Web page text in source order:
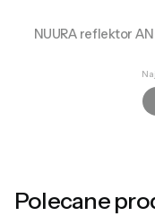
NUURA reflektor
Polecane